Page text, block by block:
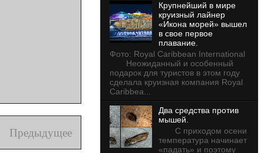
Предыдущее
Крупнейший в мире
круизный лайнер
«Икона морей» вышел
в свое первое
плавание.
Фото: Royal Caribbean International
Неожиданный и особенный
подарок для туристов в этом году
сделала круизная компания Royal
Caribbea...
Два средства против
мышей.
С приходом осени
температура начинает
«падать» и поэтому